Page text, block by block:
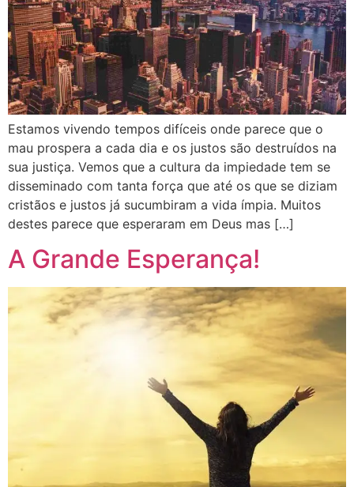
Estamos vivendo tempos difíceis onde parece que o
mau prospera a cada dia e os justos são destruídos na
sua justiça. Vemos que a cultura da impiedade tem se
disseminado com tanta força que até os que se diziam
cristãos e justos já sucumbiram a vida ímpia. Muitos
destes parece que esperaram em Deus mas […]
A Grande Esperança!